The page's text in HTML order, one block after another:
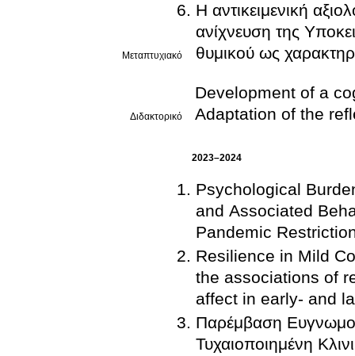
Μεταπτυχιακό
Η αντικειμενική
ανίχνευση της
θυμικού ως
Διδακτορικό
Development of a
Adaptation of the
2023–2024
Psychological
and Associated
Pandemic
Resilience in Mild
the associations of
affect in early- and
Παρέμβαση
Τυχαιοποιημένη